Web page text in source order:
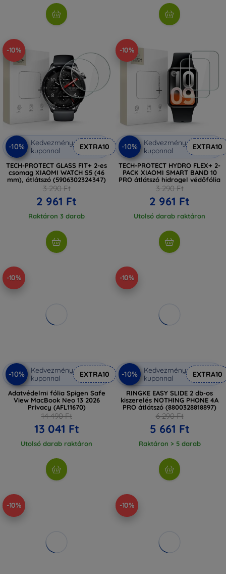
-10%
-10%
Kedvezmény
kuponnal
EXTRA10
TECH-PROTECT GLASS FIT+ 2-es
csomag XIAOMI WATCH S5 (46
mm), átlátszó (5906302324347)
3 290 Ft
2 961 Ft
Raktáron 3 darab
-10%
-10%
Kedvezmény
kuponnal
EXTRA10
TECH-PROTECT HYDRO FLEX+ 2-
PACK XIAOMI SMART BAND 10
PRO átlátszó hidrogel védőfólia
3 290 Ft
2 961 Ft
Utolsó darab raktáron
-10%
-10%
Kedvezmény
kuponnal
EXTRA10
Adatvédelmi fólia Spigen Safe
View MacBook Neo 13 2026
Privacy (AFL11670)
14 490 Ft
13 041 Ft
Utolsó darab raktáron
-10%
-10%
Kedvezmény
kuponnal
EXTRA10
RINGKE EASY SLIDE 2 db-os
kiszerelés NOTHING PHONE 4A
PRO átlátszó (8800328818897)
6 290 Ft
5 661 Ft
Raktáron > 5 darab
-10% -10%